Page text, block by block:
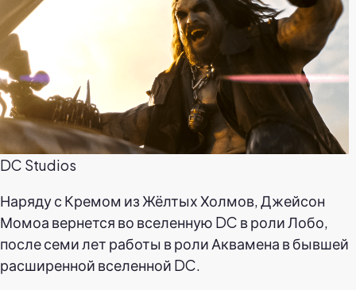
DC Studios
Наряду с Кремом из Жёлтых Холмов, Джейсон
Момоа вернется во вселенную DC в роли Лобо,
после семи лет работы в роли Аквамена в бывшей
расширенной вселенной DC.